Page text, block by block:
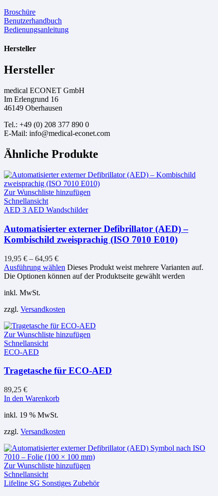
Broschüre
Benutzerhandbuch
Bedienungsanleitung
Hersteller
Hersteller
medical ECONET GmbH
Im Erlengrund 16
46149 Oberhausen
Tel.: +49 (0) 208 377 890 0
E-Mail: info@medical-econet.com
Ähnliche Produkte
Zur Wunschliste hinzufügen
Schnellansicht
AED 3 AED Wandschilder
Automatisierter externer Defibrillator (AED) –
Kombischild zweisprachig (ISO 7010 E010)
19,95 € – 64,95 €
Ausführung wählen Dieses Produkt weist mehrere Varianten auf.
Die Optionen können auf der Produktseite gewählt werden
inkl. MwSt.
zzgl. Versandkosten
Zur Wunschliste hinzufügen
Schnellansicht
ECO-AED
Tragetasche für ECO-AED
89,25 €
In den Warenkorb
inkl. 19 % MwSt.
zzgl. Versandkosten
Zur Wunschliste hinzufügen
Schnellansicht
Lifeline SG Sonstiges Zubehör